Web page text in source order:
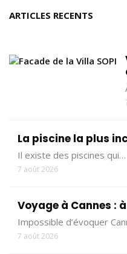
ARTICLES RECENTS
La piscine la plus
Il existe des piscines qui…
7 août 2026
Voyage à Cannes :
Impossible d’évoquer
7 août 2026